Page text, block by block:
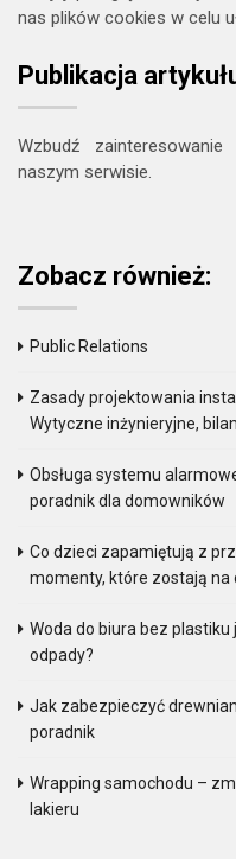
nas plików cookies w celu
Publikacja
Wzbudź
naszym serwisie.
Zobacz również:
Public Relations
Zasady projektowania
Wytyczne inżynieryjne,
Obsługa systemu
poradnik dla domowników
Co dzieci zapamiętują z
momenty, które zostają na
Woda do biura bez
odpady?
Jak zabezpieczyć
poradnik
Wrapping samochodu –
lakieru